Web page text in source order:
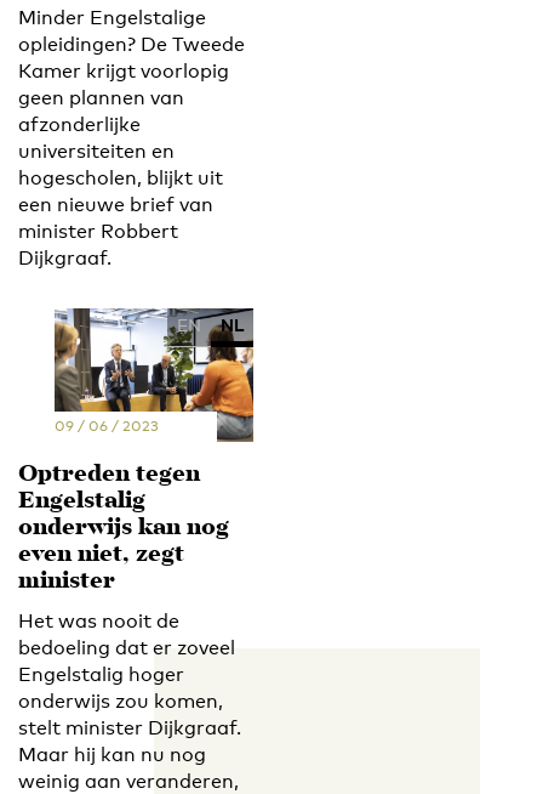
Minder Engelstalige
opleidingen? De Tweede
Kamer krijgt voorlopig
geen plannen van
afzonderlijke
universiteiten en
hogescholen, blijkt uit
een nieuwe brief van
minister Robbert
Dijkgraaf.
EN NL
09 / 06 / 2023
Optreden tegen
Engelstalig
onderwijs kan nog
even niet, zegt
minister
Het was nooit de
bedoeling dat er zoveel
Engelstalig hoger
onderwijs zou komen,
stelt minister Dijkgraaf.
Maar hij kan nu nog
weinig aan veranderen,